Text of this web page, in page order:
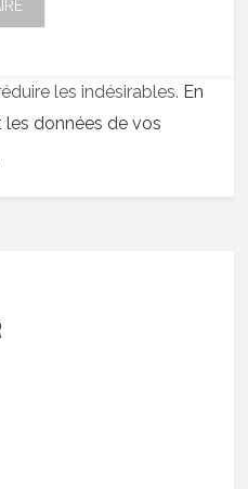
les indésirables. En
données de vos